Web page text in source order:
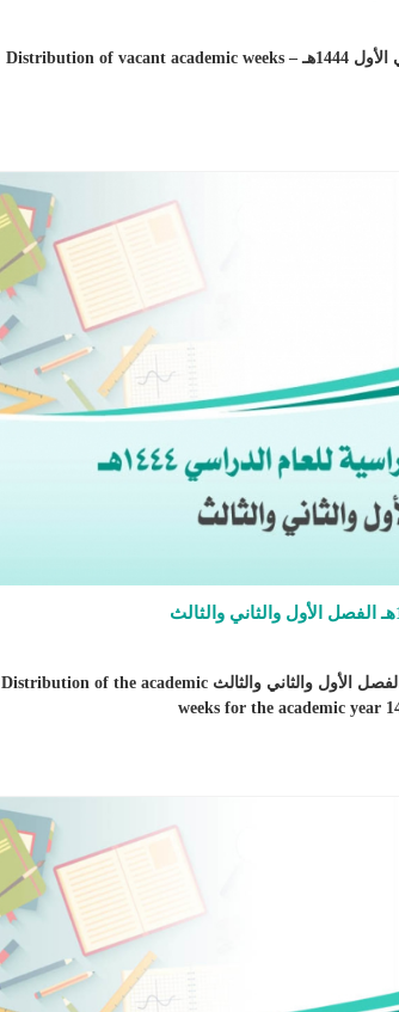
توزيع الأسابيع الدراسية مفرغ – الفصل الدراسي الأول 1444هـ Distribution of vacant academic weeks –
توزيع الأسابيع الدراسية للعام الدراسي 1444هـ الفصل الأول والثاني والثالث Distribution of the academic
weeks for the academic year